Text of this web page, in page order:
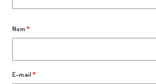
Nom *
E-mail*